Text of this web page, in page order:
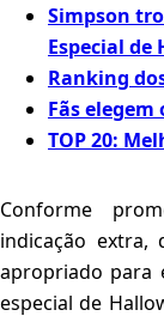
Simpson
Especial de
Ranking
Fãs
TOP 20:
Conforme
indicação
apropriado para
especial de